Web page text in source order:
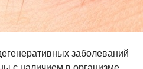
заболеваний